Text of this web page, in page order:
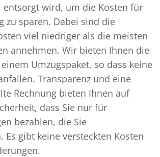
entsorgt wird, um die Kosten für
zu sparen. Dabei sind die
viel niedriger als die meisten
annehmen. Wir bieten Ihnen die
Umzugspaket, so dass keine
Transparenz und eine
Rechnung bieten Ihnen auf
dass Sie nur für
bezahlen, die Sie
Es gibt keine versteckten Kosten